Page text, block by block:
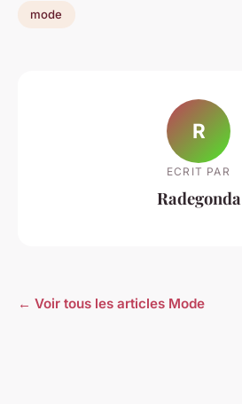
mode
R
ECRIT PAR
Radegonda
← Voir tous les articles Mode